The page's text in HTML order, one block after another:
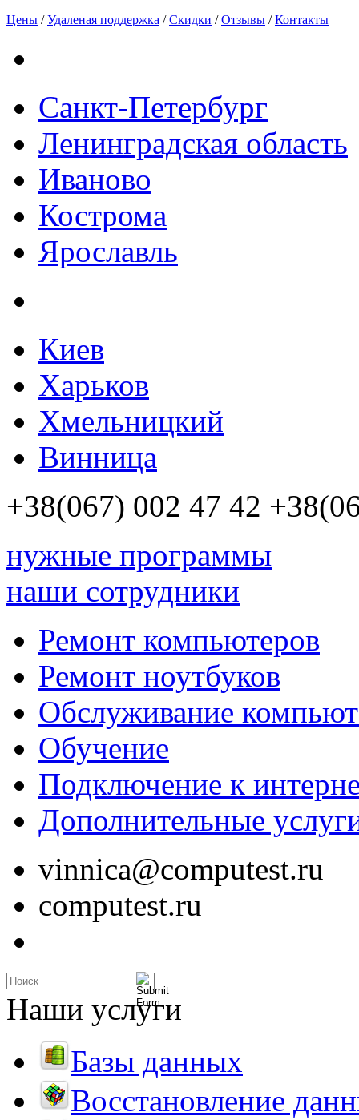
Цены /Удаленая поддержка /Скидки /Отзывы /Контакты
Санкт-Петербург
Ленинградская область
Иваново
Кострома
Ярославль
Киев
Харьков
Хмельницкий
Винница
+38(067) 002 47 42
нужные программы
наши сотрудники
Ремонт компьютеров
Ремонт ноутбуков
Обслуживание
Обучение
Подключение к
Дополнительные
vinnica@computest.ru
computest.ru
Наши услуги
Базы данных
Восстановление